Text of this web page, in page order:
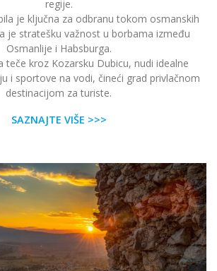
regije.
je ključna za odbranu tokom osmanskih
je stratešku važnost u borbama između
Osmanlije i Habsburga.
teče kroz Kozarsku Dubicu, nudi idealne
i sportove na vodi, čineći grad privlačnom
destinacijom za turiste.
SAZNAJTE VIŠE >>>